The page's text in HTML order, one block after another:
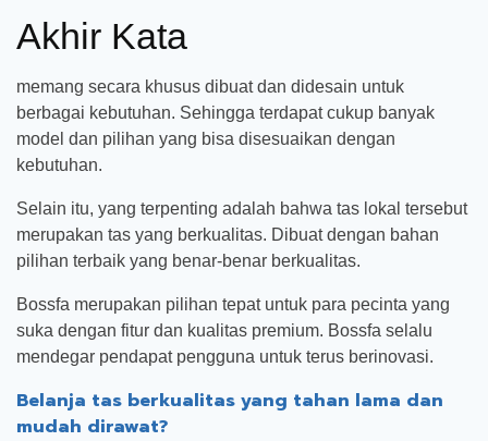
Akhir Kata
memang secara khusus dibuat dan didesain untuk
berbagai kebutuhan. Sehingga terdapat cukup banyak
model dan pilihan yang bisa disesuaikan dengan
kebutuhan.
Selain itu, yang terpenting adalah bahwa tas lokal tersebut
merupakan tas yang berkualitas. Dibuat dengan bahan
pilihan terbaik yang benar-benar berkualitas.
Bossfa merupakan pilihan tepat untuk para pecinta yang
suka dengan fitur dan kualitas premium. Bossfa selalu
mendegar pendapat pengguna untuk terus berinovasi.
Belanja tas berkualitas yang tahan lama dan
mudah dirawat?